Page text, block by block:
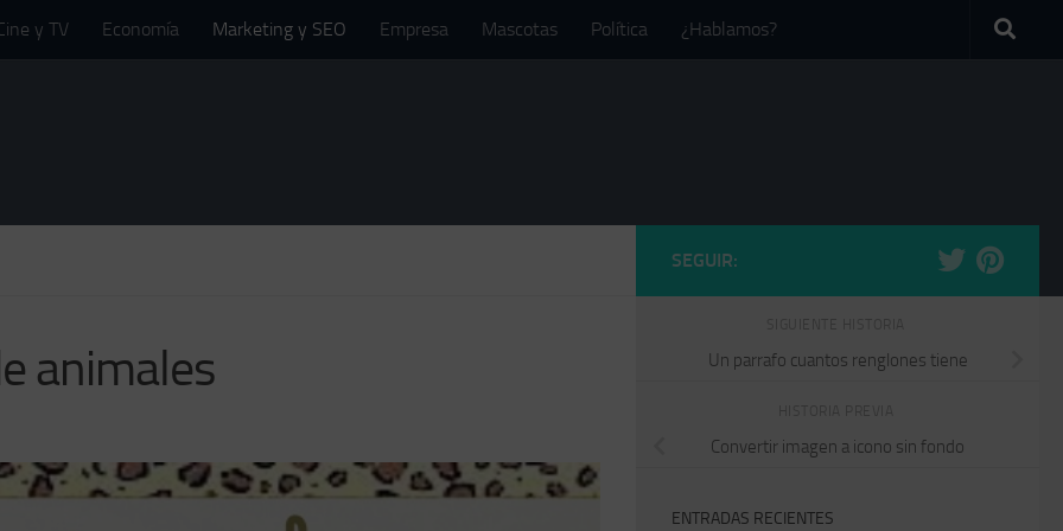
y TV Economía Marketing y SEO Empresa Mascotas Política ¿Hablamos?
animales
SEGUIR:
Un parrafo cuantos renglones tiene
Convertir imagen a icono sin fondo
ENTRADAS RECIENTES